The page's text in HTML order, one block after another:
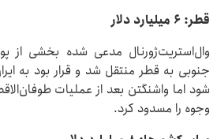
قطر: ۶ میلیارد دلار
وال‌استریت‌ژورنال مدعی شده بخشی از
جنوبی به قطر منتقل شد و قرار بود به
شود اما واشنگتن بعد از عملیات
وجوه را مسدود کرد.